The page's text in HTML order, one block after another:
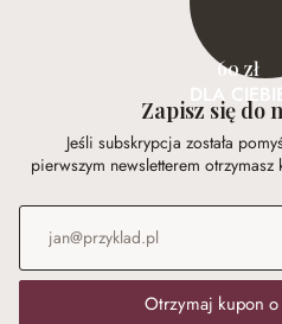
60 zł
DLA CIEBIE
Zapisz się do
Jeśli subskrypcja została
pierwszym newsletterem otrzymasz
Adres e-mail
Otrzymaj kupon o